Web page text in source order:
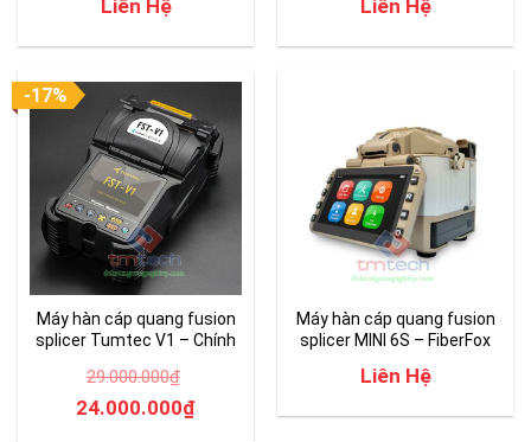
Liên Hệ Liên Hệ
-17%
Máy hàn cáp quang fusion
splicer Tumtec V1 – Chính
29.000.000₫
Original
24.000.000₫Current
Máy hàn cáp quang fusion
splicer MINI 6S – FiberFox
Liên Hệ